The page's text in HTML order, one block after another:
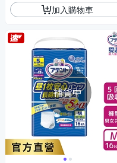
加入購物車
補貨中